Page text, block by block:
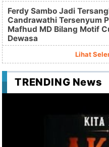
Ferdy Sambo Jadi
Candrawathi Tersenyum
Mafhud MD Bilang Motif
Dewasa
Lihat
TRENDING News